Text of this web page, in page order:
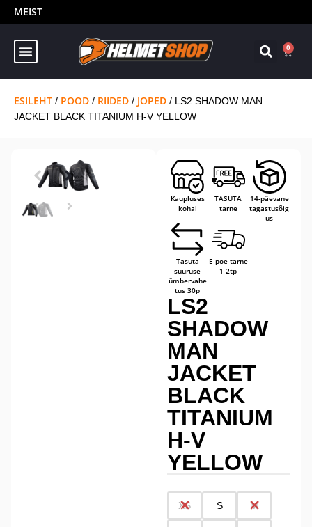
MEIST
0
ESILEHT / POOD / RIIDED / JOPED / LS2 SHADOW MAN
JACKET BLACK TITANIUM H-V YELLOW
Kaupluses
kohal
TASUTA
tarne
14-päevane
tagastusõig
us
Tasuta
suuruse
ümbervahe
tus 30p
E-poe tarne
1-2tp
LS2
SHADOW
MAN
JACKET
BLACK
TITANIUM
H-V
YELLOW
XS S M